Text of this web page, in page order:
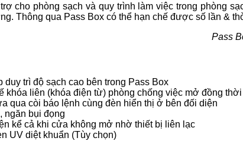
cho phòng sạch và quy trình làm việc trong phòng
Thông qua Pass Box có thể hạn chế được số lần &
Pass
duy trì độ sạch cao bên trong Pass Box
khóa liên (khóa điện từ) phòng chống việc mở đồng
qua còi báo lệnh cùng đèn hiển thị ở bên đối diện
ngăn bụi đọng
kể cả khi cửa không mở nhờ thiết bị liên lạc
UV diệt khuẩn (Tùy chọn)